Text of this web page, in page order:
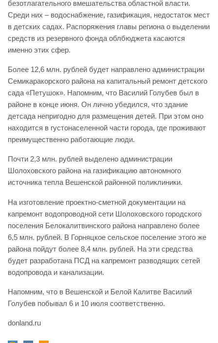
безотлагательного вмешательства областной власти.
Среди них – водоснабжение, газификация, недостаток мест
в детских садах. Распоряжения главы региона о выделении
средств из резервного фонда облбюджета касаются
именно этих сфер.
Более 12,6 млн. рублей будет направлено администрации
Семикаракорского района на капитальный ремонт детского
сада «Петушок». Напомним, что Василий Голубев был в
районе в конце июня. Он лично убедился, что здание
детсада непригодно для размещения детей. При этом оно
находится в густонаселенной части города, где проживают
преимущественно работающие люди.
Почти 2,3 млн. рублей выделено администрации
Шолоховского района на газификацию автономного
источника тепла Вешенской районной поликлиники.
На изготовление проектно-сметной документации на
капремонт водопроводной сети Шолоховского городского
поселения Белокалитвинского района направлено более
6,5 млн. рублей. В Горняцкое сельское поселение этого же
района пойдут более 8,4 млн. рублей. На эти средства
будет разработана ПСД на капремонт разводящих сетей
водопровода и канализации.
Напомним, что в Вешенской и Белой Калитве Василий
Голубев побывал 6 и 10 июля соответственно.
donland.ru